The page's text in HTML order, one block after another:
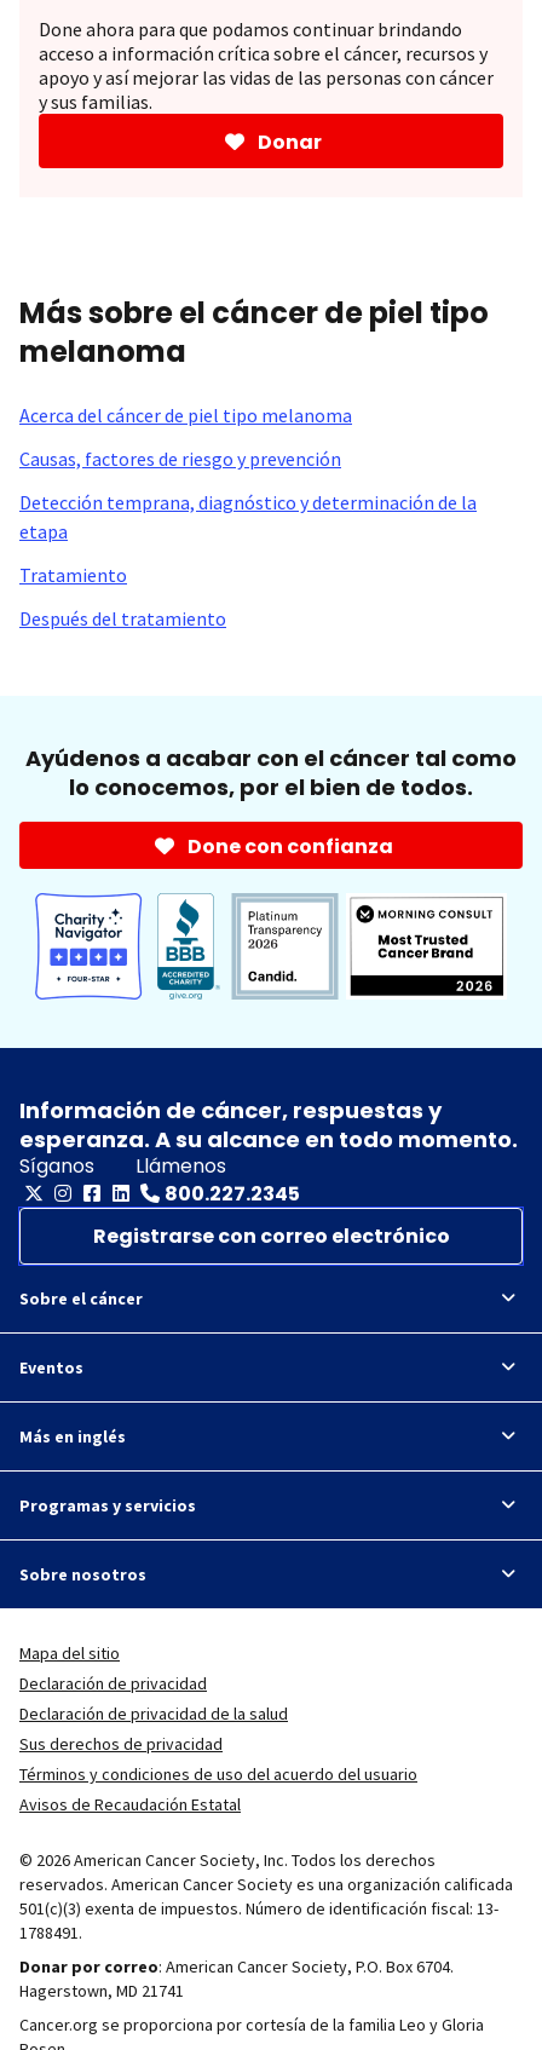
Done ahora para que podamos continuar brindando
acceso a información crítica sobre el cáncer, recursos y
apoyo y así mejorar las vidas de las personas con cáncer
y sus familias.
Donar
Más sobre el cáncer de piel tipo
melanoma
Acerca del cáncer de piel tipo melanoma
Causas, factores de riesgo y prevención
Detección temprana, diagnóstico y determinación de la
etapa
Tratamiento
Después del tratamiento
Ayúdenos a acabar con el cáncer tal como
lo conocemos, por el bien de todos.
Done con confianza
Información de cáncer, respuestas y
esperanza. A su alcance en todo momento.
Síganos
Llámenos
800.227.2345
Registrarse con correo electrónico
Sobre el cáncer
Eventos
Más en inglés
Programas y servicios
Sobre nosotros
Mapa del sitio
Declaración de privacidad
Declaración de privacidad de la salud
Sus derechos de privacidad
Términos y condiciones de uso del acuerdo del usuario
Avisos de Recaudación Estatal
© 2026 American Cancer Society, Inc. Todos los derechos
reservados. American Cancer Society es una organización calificada
501(c)(3) exenta de impuestos. Número de identificación fiscal: 13-
1788491.
Donar por correo: American Cancer Society, P.O. Box 6704.
Hagerstown, MD 21741
Cancer.org se proporciona por cortesía de la familia Leo y Gloria